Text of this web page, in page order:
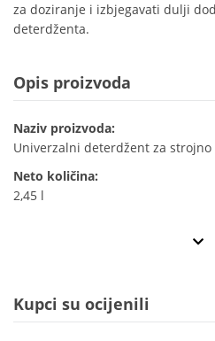
za doziranje i izbjegavati dulji
deterdženta.
Opis proizvoda
Naziv proizvoda:
Univerzalni deterdžent za
Neto količina:
2,45 l
Kupci su ocijenili